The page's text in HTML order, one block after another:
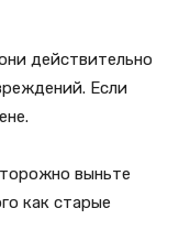
действительно
Если
выньте
как старые